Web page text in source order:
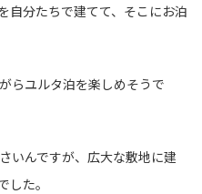
自分たちで建てて、そこにお泊
らユルタ泊を楽しめそうで
いんですが、広大な敷地に建
した。